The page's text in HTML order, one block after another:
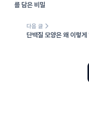
를 담은 비밀
다음 글
단백질 모양은 왜 이렇